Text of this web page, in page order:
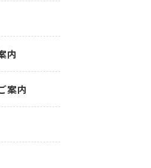
内
案内